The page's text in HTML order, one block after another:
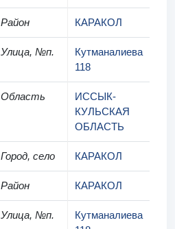
Район КАРАКОЛ
Улица, №п.
Кутманалиева
118
Область
ИССЫК-
КУЛЬСКАЯ
ОБЛАСТЬ
Город, село КАРАКОЛ
Район КАРАКОЛ
Улица, №п.
Кутманалиева